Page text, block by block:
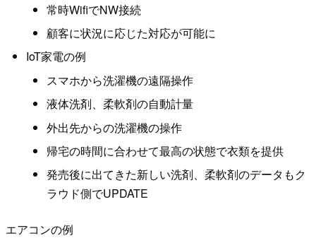
常時WifiでNW接続
顧客に状況に応じた対応が可能に
IoT家電の例
スマホから洗濯機の遠隔操作
液体洗剤、柔軟剤の自動計量
外出先からの洗濯機の操作
帰宅の時間に合わせて最高の状態で衣類を提供
発売後に出てきた新しい洗剤、柔軟剤のデータもク
ラウド側でUPDATE
エアコンの例